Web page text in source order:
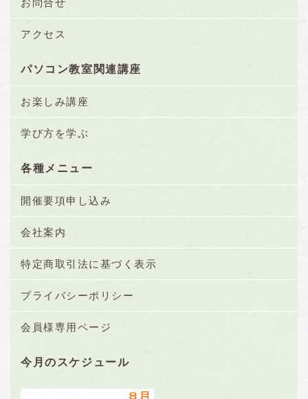
お問合せ
アクセス
パソコン教室関連講座
お楽しみ講座
学び方を学ぶ
各種メニュー
開催要項申し込み
会社案内
特定商取引法に基づく表示
プライバシーポリシー
会員様専用ページ
今月のスケジュール